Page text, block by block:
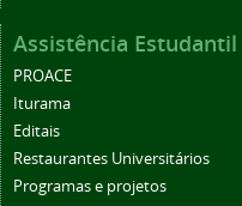
Assistência Estudantil
PROACE
Iturama
Editais
Restaurantes Universitários
Programas e projetos